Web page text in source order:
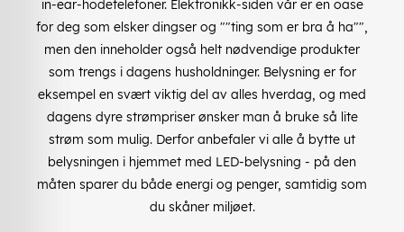
in-ear-hodetelefoner. Elektronikk-siden vår er en oase
for deg som elsker dingser og ""ting som er bra å ha"",
men den inneholder også helt nødvendige produkter
som trengs i dagens husholdninger. Belysning er for
eksempel en svært viktig del av alles hverdag, og med
dagens dyre strømpriser ønsker man å bruke så lite
strøm som mulig. Derfor anbefaler vi alle å bytte ut
belysningen i hjemmet med LED-belysning - på den
måten sparer du både energi og penger, samtidig som
du skåner miljøet.